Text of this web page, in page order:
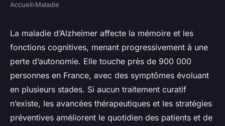
Alzheimer : décryptage des
symptômes et des innovations
thérapeutiques
Héloïse•15 septembre 2025•4 min de lecture
Accueil›Maladie
La maladie d’Alzheimer affecte la mémoire et les
fonctions cognitives, menant progressivement à une
perte d’autonomie. Elle touche près de 900 000
personnes en France, avec des symptômes évoluant
en plusieurs stades. Si aucun traitement curatif
n’existe, les avancées thérapeutiques et les stratégies
préventives améliorent le quotidien des patients et de